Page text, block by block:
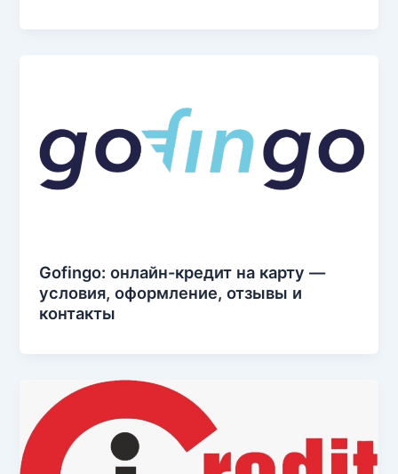
Gofingo: онлайн-кредит на карту —
условия, оформление, отзывы и
контакты